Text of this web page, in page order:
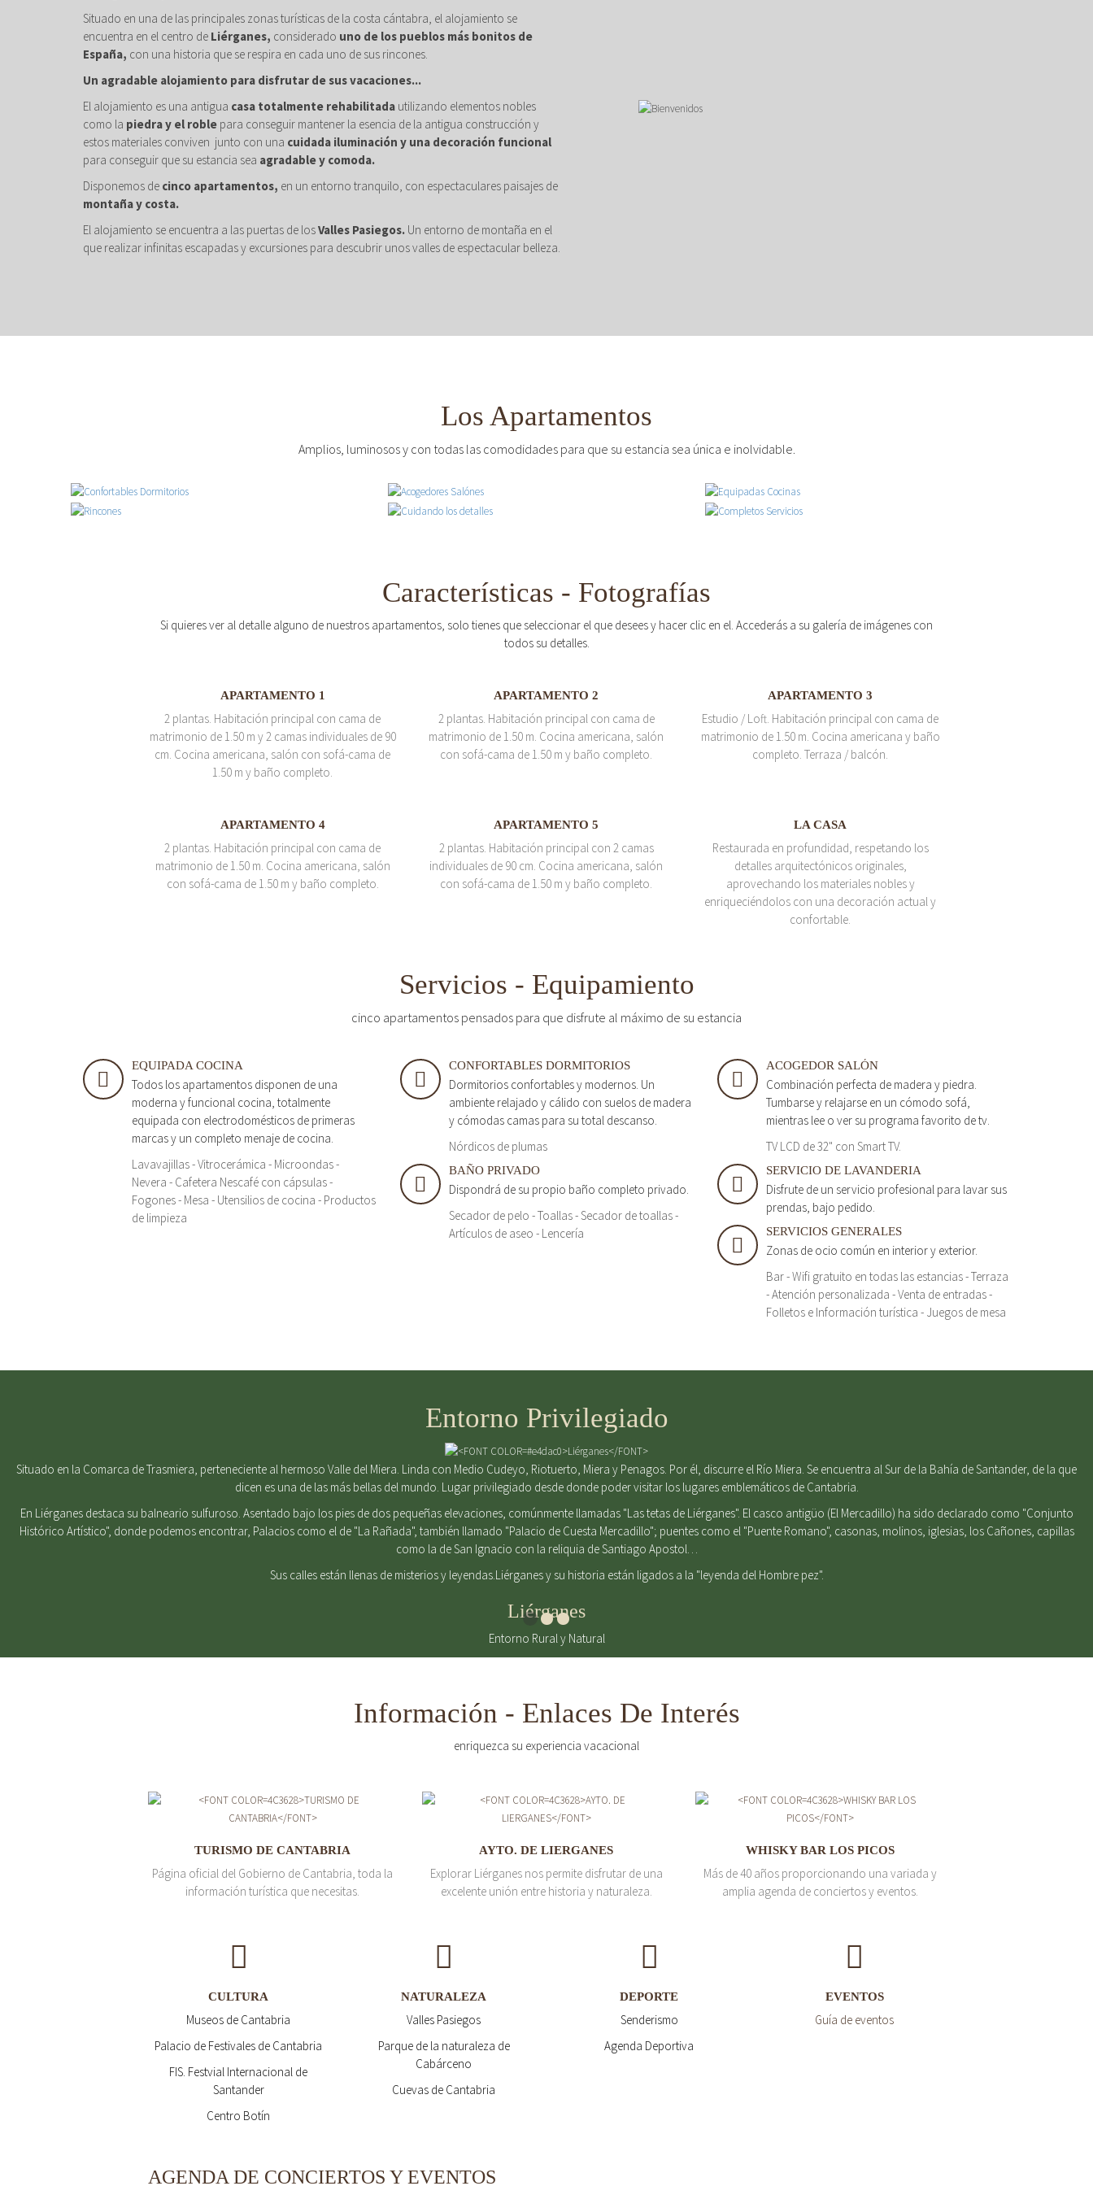
Situado en una de las principales zonas turísticas de la costa cántabra, el alojamiento se
encuentra en el centro de Liérganes, considerado uno de los pueblos más bonitos de
España, con una historia que se respira en cada uno de sus rincones.
Un agradable alojamiento para disfrutar de sus vacaciones...
El alojamiento es una antigua casa totalmente rehabilitada utilizando elementos nobles
como la piedra y el roble para conseguir mantener la esencia de la antigua construcción y
estos materiales conviven junto con una cuidada iluminación y una decoración funcional
para conseguir que su estancia sea agradable y comoda.
Disponemos de cinco apartamentos, en un entorno tranquilo, con espectaculares paisajes de
montaña y costa.
El alojamiento se encuentra a las puertas de losValles Pasiegos. Un entorno de montaña en el
que realizar infinitas escapadas y excursiones para descubrir unos valles de espectacular belleza.
Los Apartamentos
Amplios, luminosos y con todas las comodidades para que su estancia sea única e inolvidable.
Características - Fotografías
Si quieres ver al detalle alguno de nuestros apartamentos, solo tienes que seleccionar el que desees y hacer clic en el. Accederás a su galería de imágenes con
todos su detalles.
APARTAMENTO 1
2 plantas. Habitación principal con cama de
matrimonio de 1.50 m y 2 camas individuales de 90
cm. Cocina americana, salón con sofá-cama de
1.50 m y baño completo.
APARTAMENTO 2
2 plantas. Habitación principal con cama de
matrimonio de 1.50 m. Cocina americana, salón
con sofá-cama de 1.50 m y baño completo.
APARTAMENTO 3
Estudio / Loft. Habitación principal con cama de
matrimonio de 1.50 m. Cocina americana y baño
completo. Terraza / balcón.
APARTAMENTO 4
2 plantas. Habitación principal con cama de
matrimonio de 1.50 m. Cocina americana, salón
con sofá-cama de 1.50 m y baño completo.
APARTAMENTO 5
2 plantas. Habitación principal con 2 camas
individuales de 90 cm. Cocina americana, salón
con sofá-cama de 1.50 m y baño completo.
LA CASA
Restaurada en profundidad, respetando los
detalles arquitectónicos originales,
aprovechando los materiales nobles y
enriqueciéndolos con una decoración actual y
confortable.
Servicios - Equipamiento
cinco apartamentos pensados para que disfrute al máximo de su estancia
EQUIPADA COCINA
Todos los apartamentos disponen de una
moderna y funcional cocina, totalmente
equipada con electrodomésticos de primeras
marcas y un completo menaje de cocina.
Lavavajillas - Vitrocerámica - Microondas -
Nevera - Cafetera Nescafé con cápsulas -
Fogones - Mesa - Utensilios de cocina - Productos
de limpieza
CONFORTABLES DORMITORIOS
Dormitorios confortables y modernos. Un
ambiente relajado y cálido con suelos de madera
y cómodas camas para su total descanso.
Nórdicos de plumas
ACOGEDOR SALÓN
Combinación perfecta de madera y piedra.
Tumbarse y relajarse en un cómodo sofá,
mientras lee o ver su programa favorito de tv.
TV LCD de 32" con Smart TV.
BAÑO PRIVADO
Dispondrá de su propio baño completo privado.
Secador de pelo - Toallas - Secador de toallas -
Artículos de aseo - Lencería
SERVICIO DE LAVANDERIA
Disfrute de un servicio profesional para lavar sus
prendas, bajo pedido.
SERVICIOS GENERALES
Zonas de ocio común en interior y exterior.
Bar - Wifi gratuito en todas las estancias - Terraza
- Atención personalizada - Venta de entradas -
Folletos e Información turística - Juegos de mesa
Entorno Privilegiado
Situado en la Comarca de Trasmiera, perteneciente al hermoso Valle del Miera. Linda con Medio Cudeyo, Riotuerto, Miera y Penagos. Por él, discurre el Río Miera. Se encuentra al Sur de la Bahía de Santander, de la que
dicen es una de las más bellas del mundo. Lugar privilegiado desde donde poder visitar los lugares emblemáticos de Cantabria.
En Liérganes destaca su balneario sulfuroso. Asentado bajo los pies de dos pequeñas elevaciones, comúnmente llamadas "Las tetas de Liérganes". El casco antigüo (El Mercadillo) ha sido declarado como "Conjunto
Histórico Artístico", donde podemos encontrar, Palacios como el de "La Rañada", también llamado "Palacio de Cuesta Mercadillo"; puentes como el "Puente Romano", casonas, molinos, iglesias, los Cañones, capillas
como la de San Ignacio con la reliquia de Santiago Apostol…
Sus calles están llenas de misterios y leyendas.Liérganes y su historia están ligados a la "leyenda del Hombre pez".
Liérganes
Entorno Rural y Natural
Información - Enlaces De Interés
enriquezca su experiencia vacacional
TURISMO DE CANTABRIA
Página oficial del Gobierno de Cantabria, toda la
información turística que necesitas.
AYTO. DE LIERGANES
Explorar Liérganes nos permite disfrutar de una
excelente unión entre historia y naturaleza.
WHISKY BAR LOS PICOS
Más de 40 años proporcionando una variada y
amplia agenda de conciertos y eventos.
CULTURA
Museos de Cantabria
Palacio de Festivales de Cantabria
FIS. Festvial Internacional de
Santander
Centro Botín
NATURALEZA
Valles Pasiegos
Parque de la naturaleza de
Cabárceno
Cuevas de Cantabria
DEPORTE
Senderismo
Agenda Deportiva
EVENTOS
Guía de eventos
AGENDA DE CONCIERTOS Y EVENTOS